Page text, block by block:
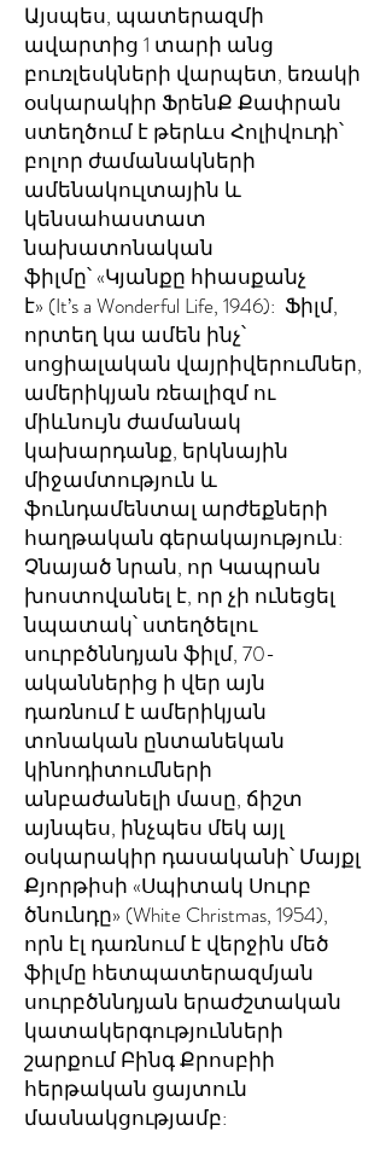
Այսպես, պատերազմի
ավարտից 1 տարի անց
բուռլեսկների վարպետ, եռակի
օսկարակիր ՖրենՔ Քափրան
ստեղծում է թերևս Հոլիվուդի՝
բոլոր ժամանակների
ամենակուլտային և
կենսահաստատ
նախատոնական
ֆիլմը՝ «Կյանքը հիասքանչ
է» (It’s a Wonderful Life, 1946): Ֆիլմ,
որտեղ կա ամեն ինչ՝
սոցիալական վայրիվերումներ,
ամերիկյան ռեալիզմ ու
միևնույն ժամանակ
կախարդանք, երկնային
միջամտություն և
ֆունդամենտալ արժեքների
հաղթական գերակայություն:
Չնայած նրան, որ Կապրան
խոստովանել է, որ չի ունեցել
նպատակ՝ ստեղծելու
սուրբծննդյան ֆիլմ, 70-
ականներից ի վեր այն
դառնում է ամերիկյան
տոնական ընտանեկան
կինոդիտումների
անբաժանելի մասը, ճիշտ
այնպես, ինչպես մեկ այլ
օսկարակիր դասականի՝ Մայքլ
Քյորթիսի «Սպիտակ Սուրբ
ծնունդը» (White Christmas, 1954),
որն էլ դառնում է վերջին մեծ
ֆիլմը հետպատերազմյան
սուրբծննդյան երաժշտական
կատակերգությունների
շարքում Բինգ Քրոսբիի
հերթական ցայտուն
մասնակցությամբ: